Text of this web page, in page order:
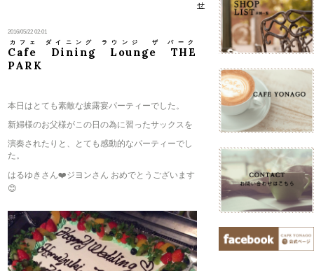
せ
2016/05/22 02:01
Cafe Dining Lounge THE
PARK
カフェ ダイニング ラウンジ ザ パーク
本日はとても素敵な披露宴パーティーでした。
新婦様のお父様がこの日の為に習ったサックスを
演奏されたりと、とても感動的なパーティーでし
た。
はるゆきさん❤️ジヨンさん おめでとうございます
😊